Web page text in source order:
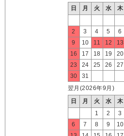
日
月 火 水 木
2
3 4 5 6
9
10 11 12 13
16
17 18 19 20
23
24 25 26 27
30
31
翌月(2026年9月)
日
月 火 水 木
1
2 3
6
7 8 9 10